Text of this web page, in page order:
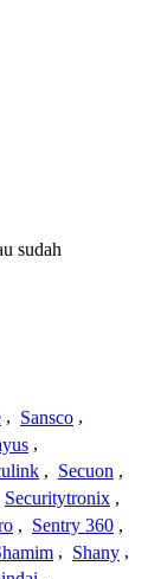
sudah
, Sansco ,
,
, Secuon ,
Securitytronix ,
, Sentry 360 ,
, Shany ,